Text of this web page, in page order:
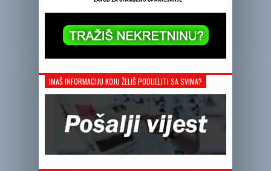
IMAŠ INFORMACIJU KOJU ŽELIŠ PODIJELITI SA SVIMA?